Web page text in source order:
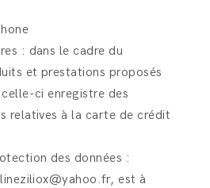
: dans le cadre du
et prestations proposés
ci enregistre des
relatives à la carte de crédit
des données :
est à